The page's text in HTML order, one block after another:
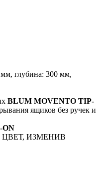
глубина: 300 мм,
BLUM MOVENTO TIP-
ящиков без ручек и
ON
ИЗМЕНИВ